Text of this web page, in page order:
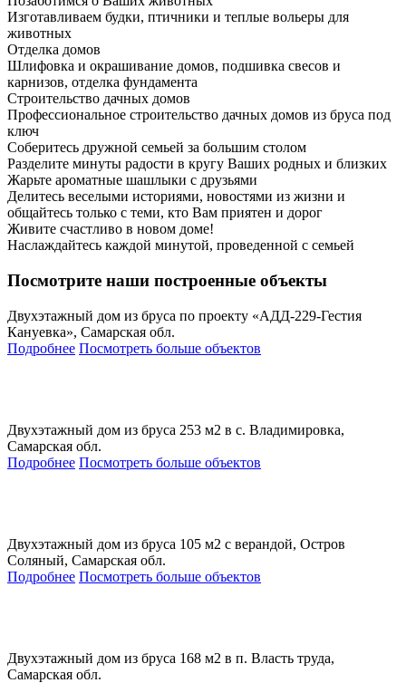
Изготавливаем будки, птичники и теплые вольеры для
животных
Отделка домов
Шлифовка и окрашивание домов, подшивка свесов и
карнизов, отделка фундамента
Строительство дачных домов
Профессиональное строительство дачных домов из бруса под
ключ
Соберитесь дружной семьей за большим столом
Разделите минуты радости в кругу Ваших родных и близких
Жарьте ароматные шашлыки с друзьями
Делитесь веселыми историями, новостями из жизни и
общайтесь только с теми, кто Вам приятен и дорог
Живите счастливо в новом доме!
Наслаждайтесь каждой минутой, проведенной с семьей
Посмотрите наши построенные объекты
Двухэтажный дом из бруса по проекту «АДД-229-Гестия
Кануевка», Самарская обл.
Подробнее Посмотреть больше объектов
Двухэтажный дом из бруса 253 м2 в с. Владимировка,
Самарская обл.
Подробнее Посмотреть больше объектов
Двухэтажный дом из бруса 105 м2 с верандой, Остров
Соляный, Самарская обл.
Подробнее Посмотреть больше объектов
Двухэтажный дом из бруса 168 м2 в п. Власть труда,
Самарская обл.